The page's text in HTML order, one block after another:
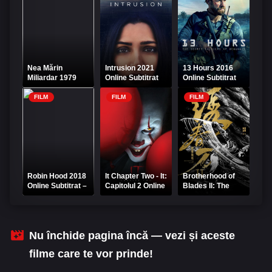
Nea Mărin
Miliardar 1979
Film Online Gratis
Intrusion 2021
Online Subtitrat
13 Hours 2016
Online Subtitrat
FILM
Robin Hood 2018
Online Subtitrat –
Aventură și
FILM
It Chapter Two - It:
Capitolul 2 Online
Subtitrat
FILM
Brotherhood of
Blades II: The
Infernal
Nu închide pagina încă — vezi și aceste
filme care te vor prinde!